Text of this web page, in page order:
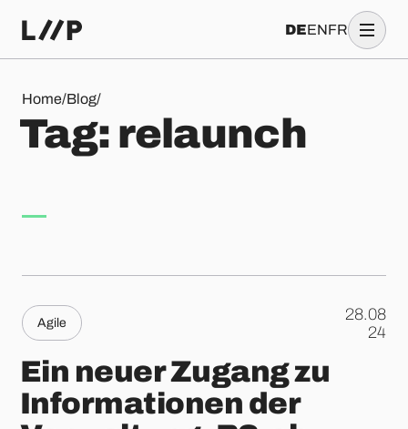
DEENFR
Home/Blog/
Tag: relaunch
Tag: re aunc h
Agile
28.08
.
24
Ein neuer Zugang zu
Informationen der